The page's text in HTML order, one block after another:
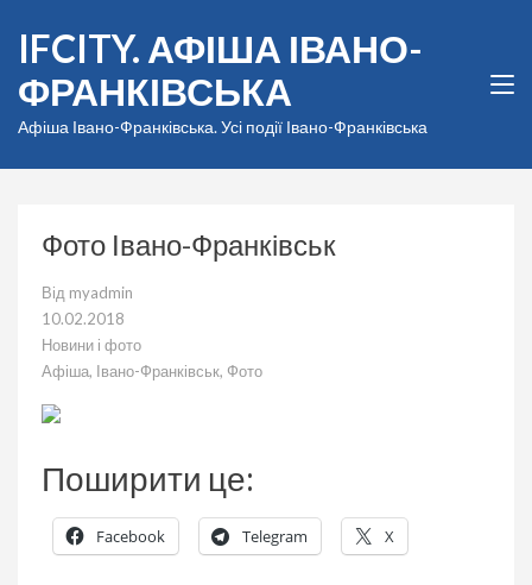
вмісту
(натисніть
Enter)
IFCITY. АФІША ІВАНО-
ФРАНКІВСЬКА
Афіша Івано-Франківська. Усі події Івано-Франківська
Фото Івано-Франківськ
Від myadmin
10.02.2018
Новини і фото
Афіша, Івано-Франківськ, Фото
Поширити це:
Facebook Telegram X